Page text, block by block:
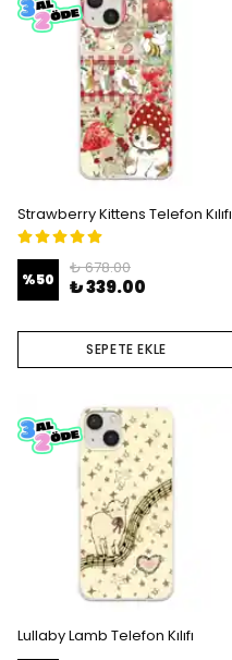
Strawberry Kittens Telefon Kılıfı
%50
₺ 678.00
₺ 339.00
SEPETE EKLE
Lullaby Lamb Telefon Kılıfı